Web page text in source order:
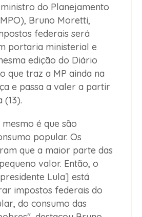
do Planejamento
Bruno Moretti,
federais será
portaria ministerial e
edição do Diário
que traz a MP ainda na
e passa a valer a partir
é que são
popular. Os
que a maior parte das
valor. Então, o
Lula] está
impostos federais do
do consumo das